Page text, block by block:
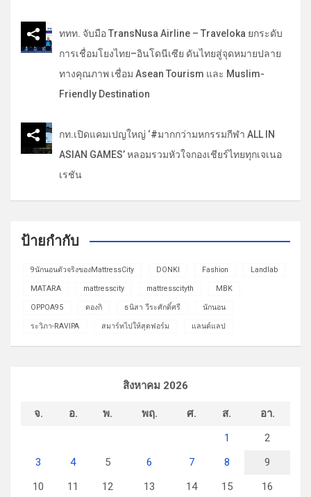
ททท. จับมือ TransNusa Airline – Traveloka ยกระดับ
การเชื่อมโยงไทย–อินโดนีเซีย ดันไทยสู่จุดหมายปลาย
ทางคุณภาพ เชื่อม Asean Tourism และ Muslim-
Friendly Destination
กท.เปิดแคมเปญใหญ่ ‘#มากกว่ามหกรรมกีฬา ALL IN
ASIAN GAMES’ หลอมรวมหัวใจกองเชียร์ไทยทุกเจเนอ
เรชัน
ป้ายกำกับ
9นักนอนตัวจริงของMattressCity DONKI Fashion Landlab
MATARA mattresscity mattresscityth MBK
OPPOA95 ดองกิ ธนิสา วีระศักดิ์ศรี นักนอน
ระวิภา-RAVIPA สมาร์ทไปให้สุดฟอร์ม แลนด์แลป
สิงหาคม 2026
จ. อ. พ. พฤ. ศ. ส.
อา.
1
2
3
4 5 6 7 8
9
10
11 12 13 14 15
16